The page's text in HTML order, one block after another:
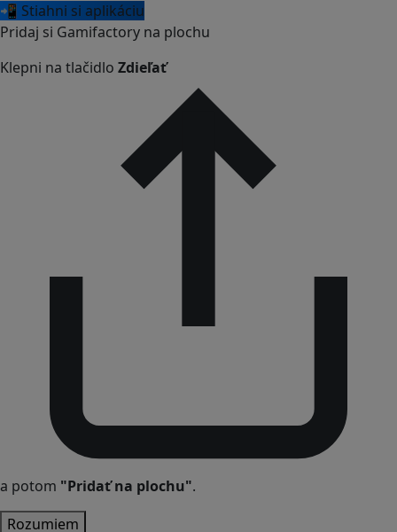
📲 Stiahni si aplikáciu
Pridaj si Gamifactory na plochu
Klepni na tlačidlo Zdieľať
a potom "Pridať na plochu".
Rozumiem